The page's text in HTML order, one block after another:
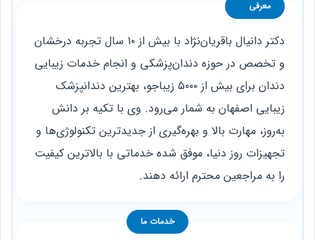
معرفی
دکتر دانیال باقریان‌نژاد با بیش از ۱۰ سال تجربه درخشان
و تخصص در حوزه دندان‌پزشکی و انجام خدمات زیبایی
دندان برای بیش از ۵۰۰۰ زیباجو، بهترین دندانپزشک
زیبایی اصفهان به‌ شمار می‌رود. وی با تکیه بر دانش
به‌روز، مهارت بالا و بهره‌گیری از جدیدترین تکنولوژی‌ها و
تجهیزات روز دنیا، موفق شده‌ خدماتی با بالاترین کیفیت
را به مراجعین محترم ارائه دهند.
خدمات ما